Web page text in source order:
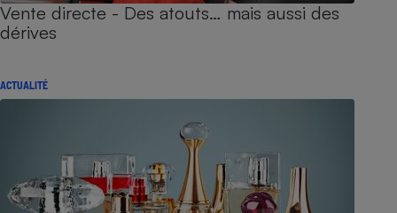
Vente directe - Des atouts… mais aussi des
dérives
ACTUALITÉ